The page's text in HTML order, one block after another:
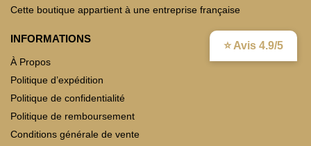
⭐ Avis 4.9/5
Cette boutique appartient à une entreprise française
INFORMATIONS
À Propos
Politique d’expédition
Politique de confidentialité
Politique de remboursement
Conditions générale de vente